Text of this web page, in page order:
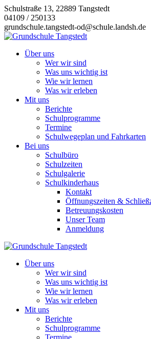
Zum
Inhalt
springen
Schulstraße 13, 22889 Tangstedt
04109 / 250133
grundschule.tangstedt-od@schule.landsh.de
Über uns
Wer wir sind
Was uns wichtig ist
Wie wir lernen
Was wir erleben
Mit uns
Berichte
Schulprogramme
Termine
Schulwegeplan und Fahrkarten
Bei uns
Schulbüro
Schulzeiten
Schulgalerie
Schulkinderhaus
Kontakt
Öffnungszeiten &
Betreuungskosten
Unser Team
Anmeldung
Über uns
Wer wir sind
Was uns wichtig ist
Wie wir lernen
Was wir erleben
Mit uns
Berichte
Schulprogramme
Termine